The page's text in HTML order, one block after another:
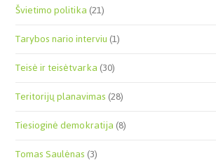
Švietimo politika(21)
Tarybos nario interviu(1)
Teisė ir teisėtvarka(30)
Teritorijų planavimas(28)
Tiesioginė demokratija(8)
Tomas Saulėnas(3)